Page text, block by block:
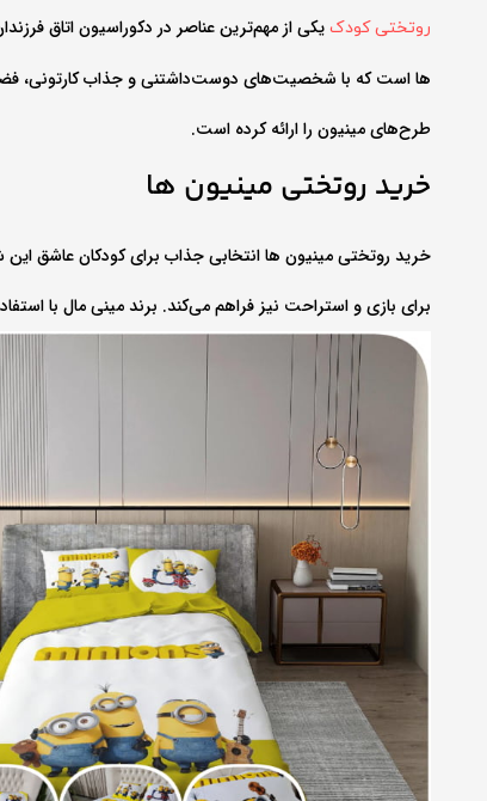
روتختی کودک یکی از مهم‌ترین عناصر در دکوراسیون اتاق
ها است که با شخصیت‌های دوست‌داشتنی و جذاب کارتونی، فضایی
طرح‌های مینیون را ارائه کرده است.
خرید روتختی مینیون‌ ها
خرید روتختی مینیون‌ ها انتخابی جذاب برای کودکان عاشق
برای بازی و استراحت نیز فراهم می‌کند. برند مینی‌ مال با